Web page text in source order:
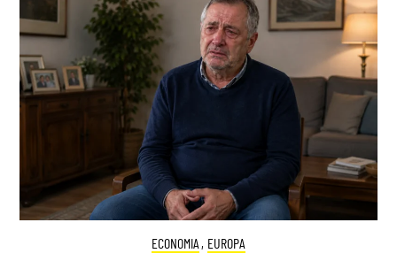
ECONOMIA , EUROPA